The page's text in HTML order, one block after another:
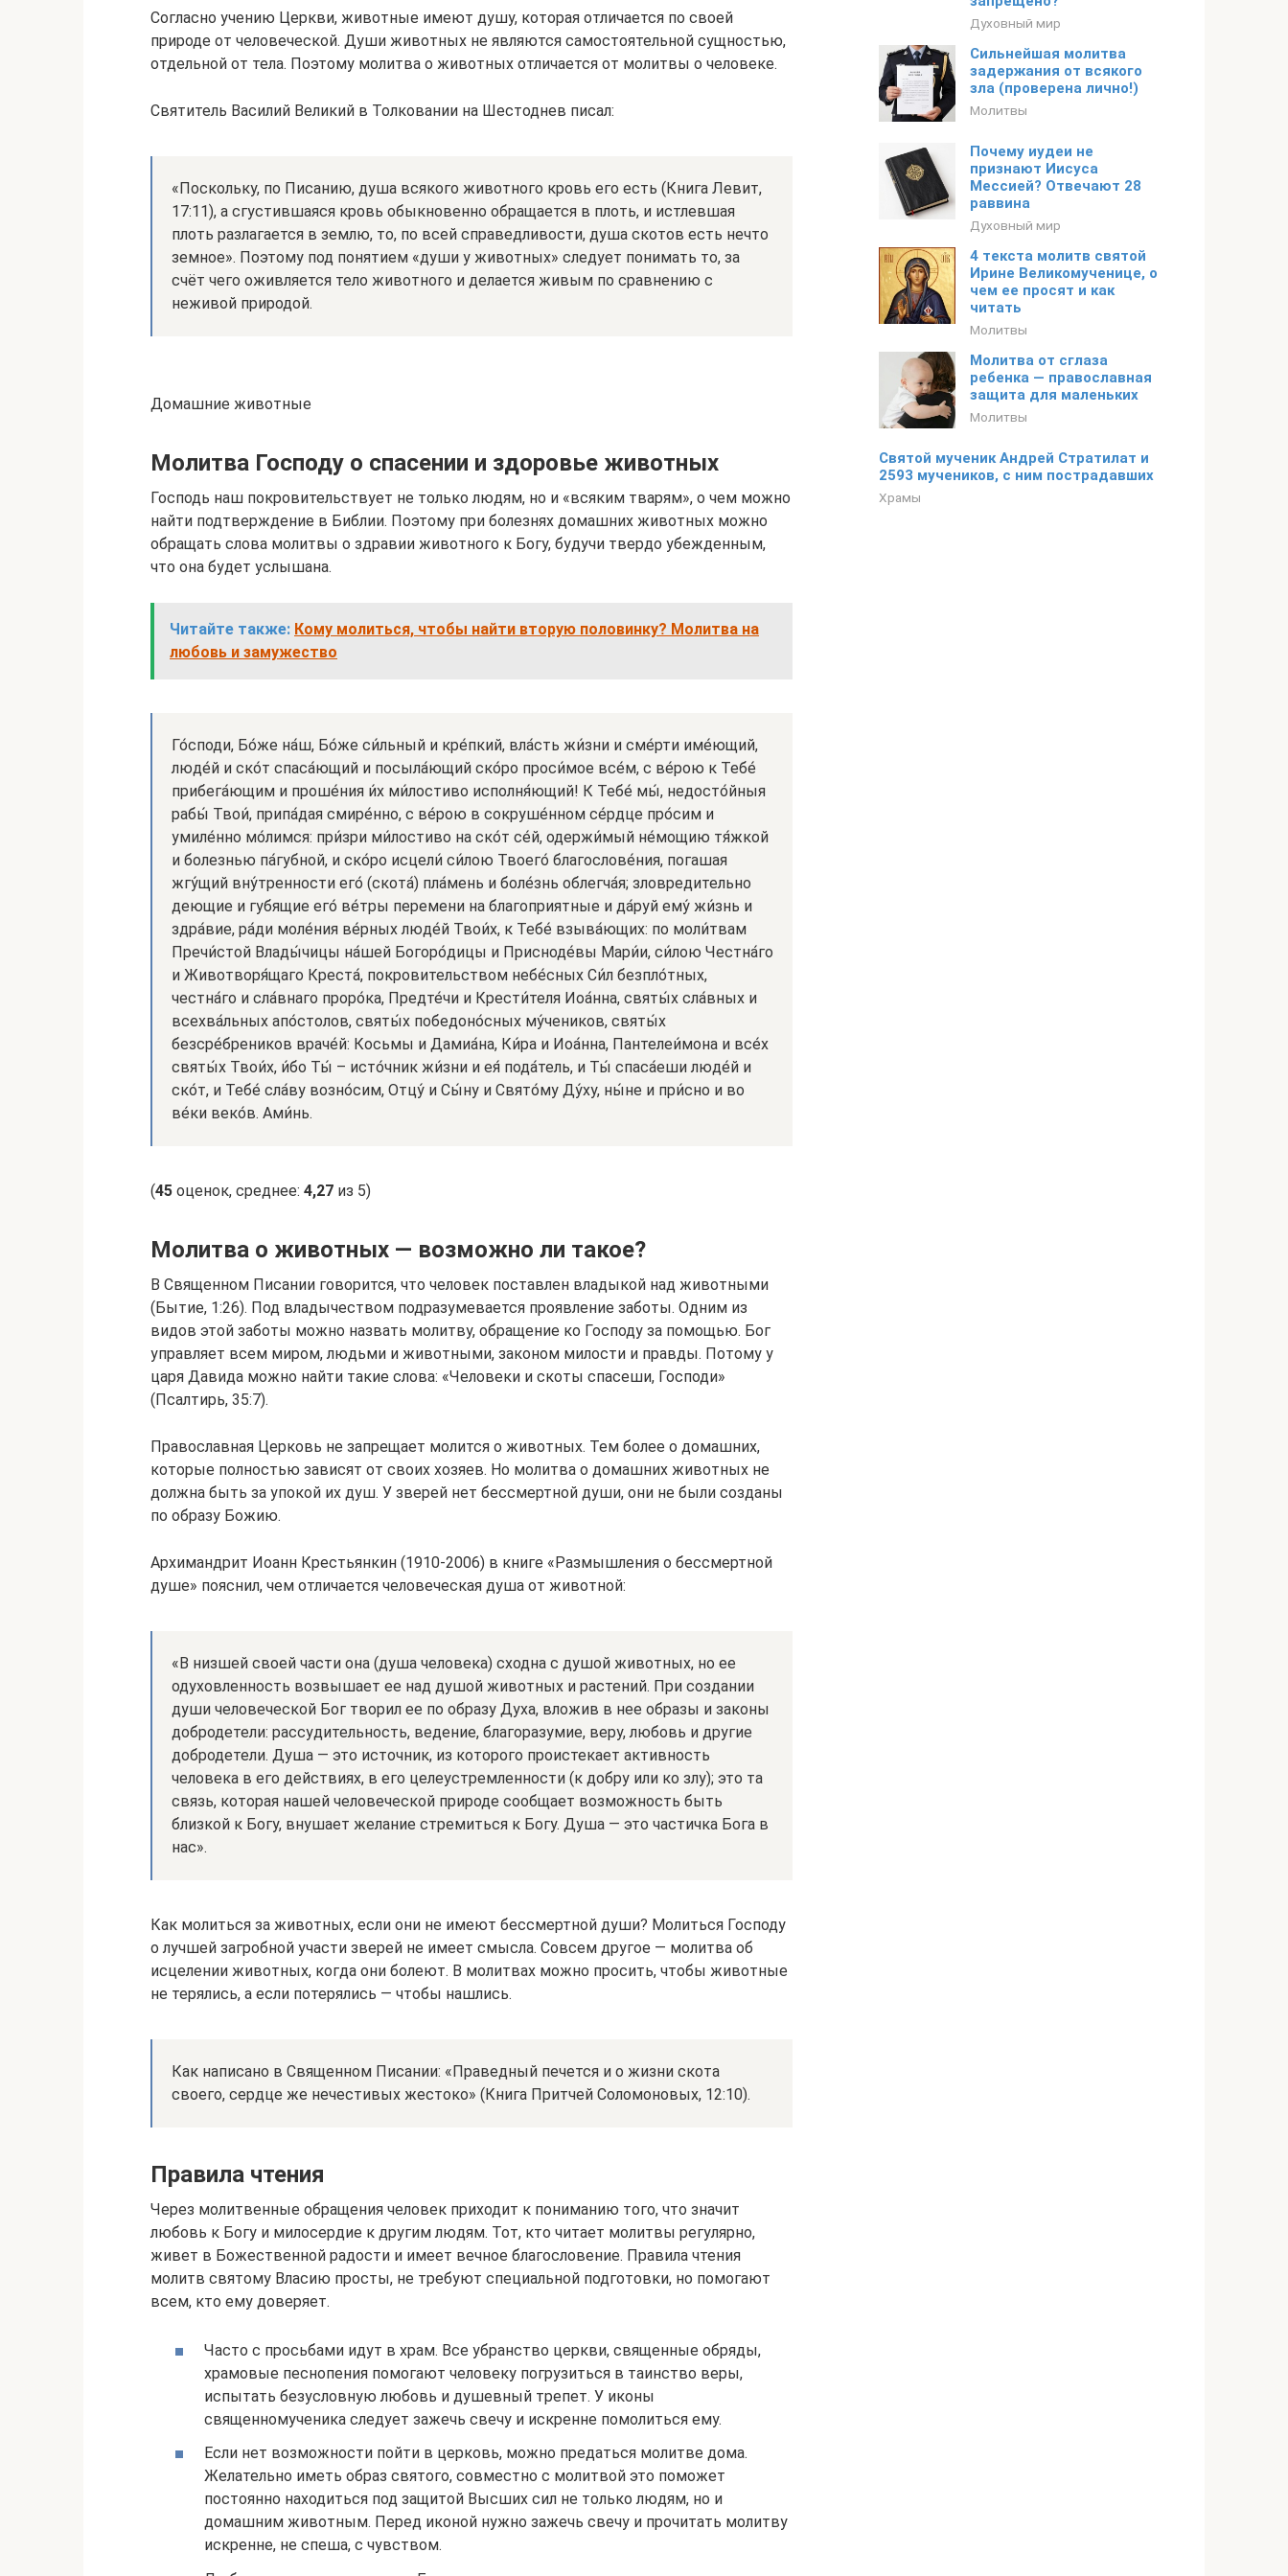
Согласно учению Церкви, животные имеют душу, которая отличается по своей
природе от человеческой. Души животных не являются самостоятельной сущностью,
отдельной от тела. Поэтому молитва о животных отличается от молитвы о человеке.
Святитель Василий Великий в Толковании на Шестоднев писал:
«Поскольку, по Писанию, душа всякого животного кровь его есть (Книга Левит,
17:11), а сгустившаяся кровь обыкновенно обращается в плоть, и истлевшая
плоть разлагается в землю, то, по всей справедливости, душа скотов есть нечто
земное». Поэтому под понятием «души у животных» следует понимать то, за
счёт чего оживляется тело животного и делается живым по сравнению с
неживой природой.
Домашние животные
Молитва Господу о спасении и здоровье животных
Господь наш покровительствует не только людям, но и «всяким тварям», о чем можно
найти подтверждение в Библии. Поэтому при болезнях домашних животных можно
обращать слова молитвы о здравии животного к Богу, будучи твердо убежденным,
что она будет услышана.
Читайте также: Кому молиться, чтобы найти вторую половинку? Молитва на
любовь и замужество
Го́споди, Бо́же на́ш, Бо́же си́льный и кре́пкий, вла́сть жи́зни и сме́рти име́ющий,
люде́й и ско́т спаса́ющий и посыла́ющий ско́ро проси́мое все́м, с ве́рою к Тебе́
прибега́ющим и проше́ния и́х ми́лостиво исполня́ющий! К Тебе́ мы́, недосто́йныя
рабы́ Твои́, припа́дая смире́нно, с ве́рою в сокруше́нном се́рдце про́сим и
умиле́нно мо́лимся: при́зри ми́лостиво на ско́т се́й, одержи́мый не́мощию тя́жкой
и болезнью па́губной, и ско́ро исцели́ си́лою Твоего́ благослове́ния, погашая
жгу́щий вну́тренности его́ (скота́) пла́мень и боле́знь облегча́я; зловредительно
деющие и губящие его́ ве́тры перемени на благоприятные и да́руй ему́ жи́знь и
здра́вие, ра́ди моле́ния ве́рных люде́й Твои́х, к Тебе́ взыва́ющих: по моли́твам
Пречи́стой Влады́чицы на́шей Богоро́дицы и Присноде́вы Мари́и, си́лою Честна́го
и Животворя́щаго Креста́, покровительством небе́сных Си́л безпло́тных,
честна́го и сла́внаго проро́ка, Предте́чи и Крести́теля Иоа́нна, святы́х сла́вных и
всехва́льных апо́столов, святы́х победоно́сных му́чеников, святы́х
безсре́бреников враче́й: Косьмы и Дамиа́на, Ки́ра и Иоа́нна, Пантелеи́мона и все́х
святы́х Твои́х, и́бо Ты́ – исто́чник жи́зни и ея́ пода́тель, и Ты́ спаса́еши люде́й и
ско́т, и Тебе́ сла́ву возно́сим, Отцу́ и Сы́ну и Свято́му Ду́ху, ны́не и при́сно и во
ве́ки веко́в. Ами́нь.
(45 оценок, среднее: 4,27 из 5)
Молитва о животных — возможно ли такое?
В Священном Писании говорится, что человек поставлен владыкой над животными
(Бытие, 1:26). Под владычеством подразумевается проявление заботы. Одним из
видов этой заботы можно назвать молитву, обращение ко Господу за помощью. Бог
управляет всем миром, людьми и животными, законом милости и правды. Потому у
царя Давида можно найти такие слова: «Человеки и скоты спасеши, Господи»
(Псалтирь, 35:7).
Православная Церковь не запрещает молится о животных. Тем более о домашних,
которые полностью зависят от своих хозяев. Но молитва о домашних животных не
должна быть за упокой их душ. У зверей нет бессмертной души, они не были созданы
по образу Божию.
Архимандрит Иоанн Крестьянкин (1910-2006) в книге «Размышления о бессмертной
душе» пояснил, чем отличается человеческая душа от животной:
«В низшей своей части она (душа человека) сходна с душой животных, но ее
одуховленность возвышает ее над душой животных и растений. При создании
души человеческой Бог творил ее по образу Духа, вложив в нее образы и законы
добродетели: рассудительность, ведение, благоразумие, веру, любовь и другие
добродетели. Душа — это источник, из которого проистекает активность
человека в его действиях, в его целеустремленности (к добру или ко злу); это та
связь, которая нашей человеческой природе сообщает возможность быть
близкой к Богу, внушает желание стремиться к Богу. Душа — это частичка Бога в
нас».
Как молиться за животных, если они не имеют бессмертной души? Молиться Господу
о лучшей загробной участи зверей не имеет смысла. Совсем другое — молитва об
исцелении животных, когда они болеют. В молитвах можно просить, чтобы животные
не терялись, а если потерялись — чтобы нашлись.
Как написано в Священном Писании: «Праведный печется и о жизни скота
своего, сердце же нечестивых жестоко» (Книга Притчей Соломоновых, 12:10).
Правила чтения
Через молитвенные обращения человек приходит к пониманию того, что значит
любовь к Богу и милосердие к другим людям. Тот, кто читает молитвы регулярно,
живет в Божественной радости и имеет вечное благословение. Правила чтения
молитв святому Власию просты, не требуют специальной подготовки, но помогают
всем, кто ему доверяет.
Часто с просьбами идут в храм. Все убранство церкви, священные обряды,
храмовые песнопения помогают человеку погрузиться в таинство веры,
испытать безусловную любовь и душевный трепет. У иконы
священномученика следует зажечь свечу и искренне помолиться ему.
Если нет возможности пойти в церковь, можно предаться молитве дома.
Желательно иметь образ святого, совместно с молитвой это поможет
постоянно находиться под защитой Высших сил не только людям, но и
домашним животным. Перед иконой нужно зажечь свечу и прочитать молитву
искренне, не спеша, с чувством.
Духовный мир
Сильнейшая молитва
задержания от всякого
зла (проверена лично!)
Молитвы
Почему иудеи не
признают Иисуса
Мессией? Отвечают 28
раввина
Духовный мир
4 текста молитв святой
Ирине Великомученице, о
чем ее просят и как
читать
Молитвы
Молитва от сглаза
ребенка — православная
защита для маленьких
Молитвы
Cвятой мученик Андрей Стратилат и
2593 мучеников, с ним пострадавших
Храмы